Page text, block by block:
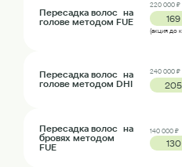
Пересадка волос на
голове методом FUE
220 000 ₽
(акция до
Пересадка волос на
голове методом DHI
240 000 ₽
Пересадка волос на
бровях методом
FUE
140 000 ₽